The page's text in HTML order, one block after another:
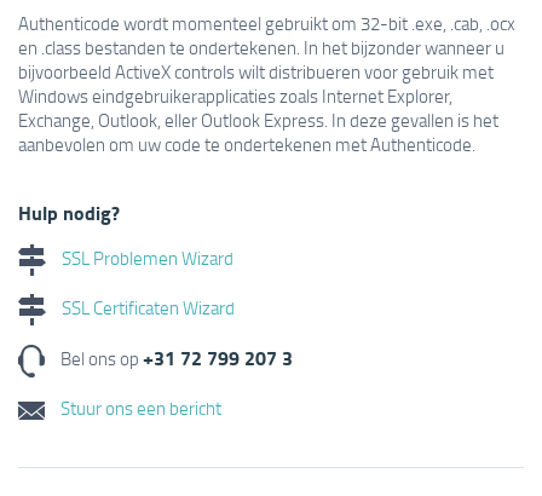
Authenticode wordt momenteel gebruikt om 32-bit .exe, .cab, .ocx
en .class bestanden te ondertekenen. In het bijzonder wanneer u
bijvoorbeeld ActiveX controls wilt distribueren voor gebruik met
Windows eindgebruikerapplicaties zoals Internet Explorer,
Exchange, Outlook, eller Outlook Express. In deze gevallen is het
aanbevolen om uw code te ondertekenen met Authenticode.
Hulp nodig?
SSL Problemen Wizard
SSL Certificaten Wizard
Bel ons op +31 72 799 207 3
Stuur ons een bericht